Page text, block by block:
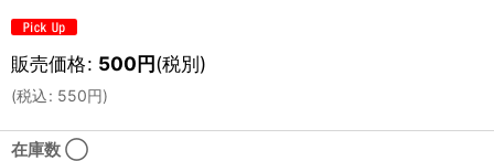
販売価格: 500円(税別)
(税込: 550円)
在庫数 ◯